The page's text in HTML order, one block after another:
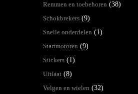
Remmen en toebehoren (38)
Schokbrekers (9)
Snelle onderdelen (1)
Startmotoren (9)
Stickers (1)
Uitlaat (8)
Velgen en wielen (32)